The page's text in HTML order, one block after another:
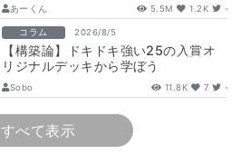
あーくん 5.5M 1.2K -
コラム 2026/8/5
【構築論】ドキドキ強い25の入賞オ
リジナルデッキから学ぼう
【DuelMastersMemory5日目】
Sobo 11.8K 7 -
すべて表示